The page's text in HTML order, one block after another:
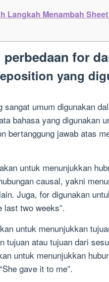
Langkah Menambah
for
yang
umum digunakan
bahasa yang digunakan
bertanggung jawab atas
untuk menunjukkan
causal, yakni
Juga, for digunakan
last two weeks”.
untuk menunjukkan
tujuan atau tujuan dari
untuk menunjukkan
gave it to me”.